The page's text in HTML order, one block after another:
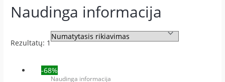
Naudinga informacija
Rezultatų: 1
-68%
Naudinga informacija